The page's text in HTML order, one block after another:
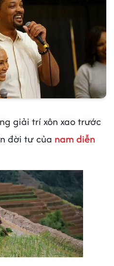
giải trí xôn xao trước
đời tư của nam diễn